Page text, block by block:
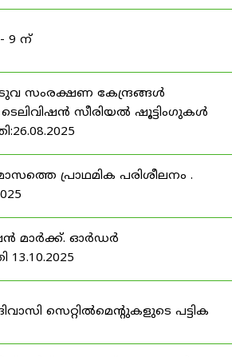
9 ന്
സംരക്ഷണ കേന്ദ്രങ്ങൾ
സീരിയൽ ഷൂട്ടിംഗുകൾ
പ്രാഥമിക പരിശീലനം .
മാർക്ക്. ഓർഡർ
13.10.2025
സെറ്റിൽമെന്റുകളുടെ പട്ടിക